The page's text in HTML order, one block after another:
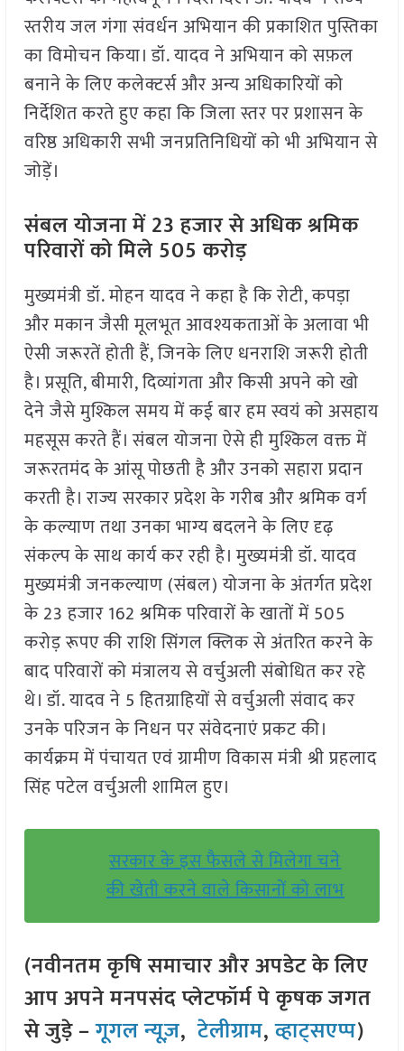
स्तरीय जल गंगा संवर्धन अभियान की प्रकाशित पुस्तिका
का विमोचन किया। डॉ. यादव ने अभियान को सफ़ल
बनाने के लिए कलेक्टर्स और अन्य अधिकारियों को
निर्देशित करते हुए कहा कि जिला स्तर पर प्रशासन के
वरिष्ठ अधिकारी सभी जनप्रतिनिधियों को भी अभियान से
जोड़ें।
संबल योजना में 23 हजार से अधिक श्रमिक
परिवारों को मिले 505 करोड़
मुख्यमंत्री डॉ. मोहन यादव ने कहा है कि रोटी, कपड़ा
और मकान जैसी मूलभूत आवश्यकताओं के अलावा भी
ऐसी जरूरतें होती हैं, जिनके लिए धनराशि जरूरी होती
है। प्रसूति, बीमारी, दिव्यांगता और किसी अपने को खो
देने जैसे मुश्किल समय में कई बार हम स्वयं को असहाय
महसूस करते हैं। संबल योजना ऐसे ही मुश्किल वक्त में
जरूरतमंद के आंसू पोछती है और उनको सहारा प्रदान
करती है। राज्य सरकार प्रदेश के गरीब और श्रमिक वर्ग
के कल्याण तथा उनका भाग्य बदलने के लिए दृढ़
संकल्प के साथ कार्य कर रही है। मुख्यमंत्री डॉ. यादव
मुख्यमंत्री जनकल्याण (संबल) योजना के अंतर्गत प्रदेश
के 23 हजार 162 श्रमिक परिवारों के खातों में 505
करोड़ रूपए की राशि सिंगल क्लिक से अंतरित करने के
बाद परिवारों को मंत्रालय से वर्चुअली संबोधित कर रहे
थे। डॉ. यादव ने 5 हितग्राहियों से वर्चुअली संवाद कर
उनके परिजन के निधन पर संवेदनाएं प्रकट की।
कार्यक्रम में पंचायत एवं ग्रामीण विकास मंत्री श्री प्रहलाद
सिंह पटेल वर्चुअली शामिल हुए।
सरकार के इस फैसले से मिलेगा चने
की खेती करने वाले किसानों को लाभ
(नवीनतम कृषि समाचार और अपडेट के लिए
आप अपने मनपसंद प्लेटफॉर्म पे कृषक जगत
से जुड़े –गूगल न्यूज़,टेलीग्राम,व्हाट्सएप्प)